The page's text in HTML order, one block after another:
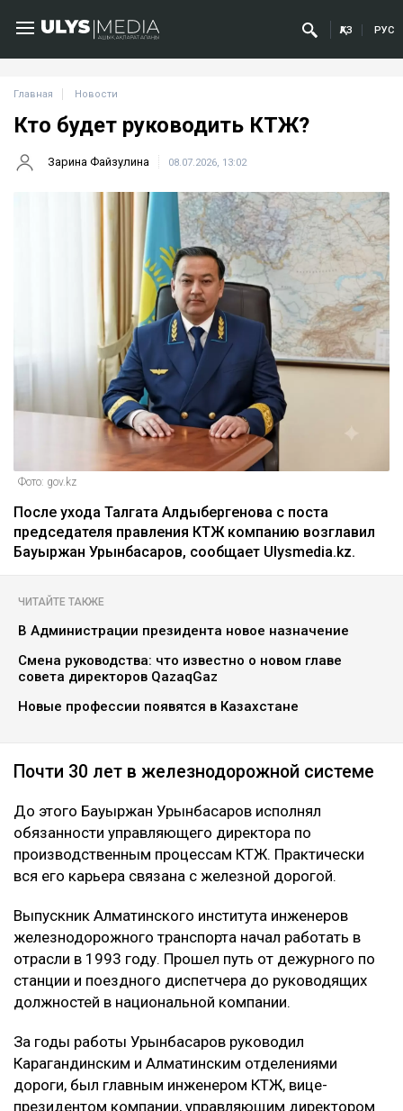
ҚАЗ РУС
Главная Новости
Кто будет руководить КТЖ?
Зарина Файзулина 08.07.2026, 13:02
Фото: gov.kz
После ухода Талгата Алдыбергенова с поста
председателя правления КТЖ компанию возглавил
Бауыржан Урынбасаров, сообщает Ulysmedia.kz.
ЧИТАЙТЕ ТАКЖЕ
В Администрации президента новое назначение
Смена руководства: что известно о новом главе
совета директоров QazaqGaz
Новые профессии появятся в Казахстане
Почти 30 лет в железнодорожной системе
До этого Бауыржан Урынбасаров исполнял
обязанности управляющего директора по
производственным процессам КТЖ. Практически
вся его карьера связана с железной дорогой.
Выпускник Алматинского института инженеров
железнодорожного транспорта начал работать в
отрасли в 1993 году. Прошел путь от дежурного по
станции и поездного диспетчера до руководящих
должностей в национальной компании.
За годы работы Урынбасаров руководил
Карагандинским и Алматинским отделениями
дороги, был главным инженером КТЖ, вице-
президентом компании, управляющим директором